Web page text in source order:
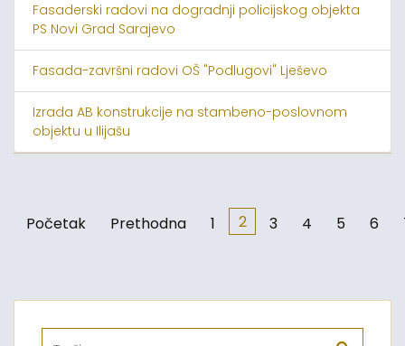
Fasaderski radovi na dogradnji policijskog objekta
PS Novi Grad Sarajevo
Fasada-završni radovi OŠ "Podlugovi" Lješevo
Izrada AB konstrukcije na stambeno-poslovnom
objektu u Ilijašu
Početak Prethodna 1 2 3 4 5 6